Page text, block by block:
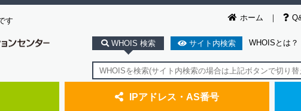
ホーム
す
WHOIS 検索 サイト内検索 WHOISとは？
IPアドレス・AS番号